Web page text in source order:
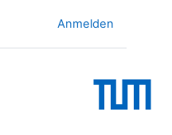
Anmelden